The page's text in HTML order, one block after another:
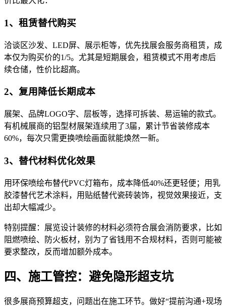
1、租赁替代购买
洽谈区沙发、LED屏、展示柜等，优先找展会服务商租赁，成
本仅为购买价的1/5。尤其是短期展会，租赁模式不用考虑后
续仓储，性价比超高。
2、复用降低长期成本
展架、品牌LOGO字、层板等，选择可拆装、易运输的款式。
有机械展商的铝型材展架连续用了3届，累计节省装修成本
60%，每次只需更换喷绘画面就能焕然一新。
3、替代材料优化效果
用环保喷绘布替代PVC灯箱布，成本降低40%还更轻便；用乳
胶漆替代艺术涂料，用贴纸替代瓷砖装饰，视觉效果接近，支
出却大幅减少。
特别提醒：展览设计装修的材料必须符合展会消防要求，比如
阻燃喷绘、防火板材，别为了省钱用不合规材料，否则可能被
要求整改，反而增加额外成本。
四、施工管控：避免隐形超支坑
很多展商预算超支，问题出在施工环节。做好“提前沟通+现场